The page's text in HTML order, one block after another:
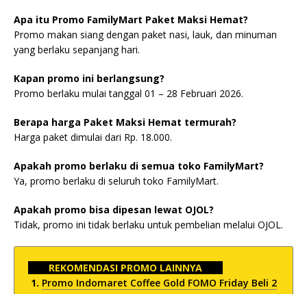
Apa itu Promo FamilyMart Paket Maksi Hemat?
Promo makan siang dengan paket nasi, lauk, dan minuman
yang berlaku sepanjang hari.
Kapan promo ini berlangsung?
Promo berlaku mulai tanggal 01 – 28 Februari 2026.
Berapa harga Paket Maksi Hemat termurah?
Harga paket dimulai dari Rp. 18.000.
Apakah promo berlaku di semua toko FamilyMart?
Ya, promo berlaku di seluruh toko FamilyMart.
Apakah promo bisa dipesan lewat OJOL?
Tidak, promo ini tidak berlaku untuk pembelian melalui OJOL.
REKOMENDASI PROMO LAINNYA
Promo Indomaret Coffee Gold FOMO Friday Beli 2